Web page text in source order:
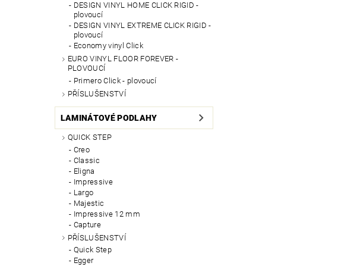
DESIGN VINYL HOME CLICK RIGID -
plovoucí
DESIGN VINYL EXTREME CLICK RIGID -
plovoucí
Economy vinyl Click
EURO VINYL FLOOR FOREVER -
PLOVOUCÍ
Primero Click - plovoucí
PŘÍSLUŠENSTVÍ
LAMINÁTOVÉ PODLAHY
QUICK STEP
Creo
Classic
Eligna
Impressive
Largo
Majestic
Impressive 12 mm
Capture
PŘÍSLUŠENSTVÍ
Quick Step
Egger